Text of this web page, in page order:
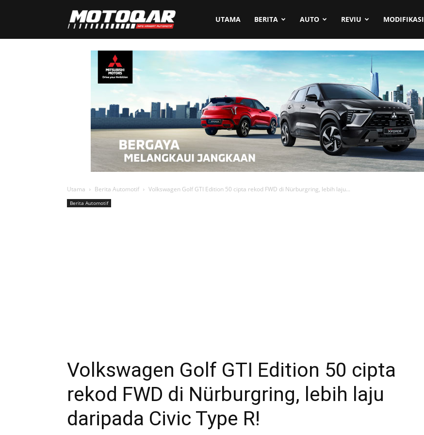
Motoqar UTAMA BERITA AUTO REVIU MODIFIKASI
Utama Berita Automotif Volkswagen Golf GTI Edition 50 cipta rekod FWD di Nürburgring, lebih laju...
Berita Automotif
Volkswagen Golf GTI Edition 50 cipta
rekod FWD di Nürburgring, lebih laju
daripada Civic Type R!